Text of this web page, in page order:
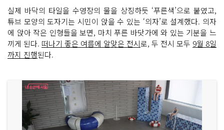
실제 바닥의 타일을 수영장의 물을 상징하듯 ‘푸른색’으로 붙였고,
튜브 모양의 도자기는 시민이 앉을 수 있는 ‘의자’로 설계했다. 의자
에 앉아 작은 인형들을 보면, 마치 푸른 바닷가에 와 있는 기분을 느
끼게 된다. 떠나기 좋은 여름에 알맞은 전시로, 두 전시 모두 9월 8일
까지 진행된다.